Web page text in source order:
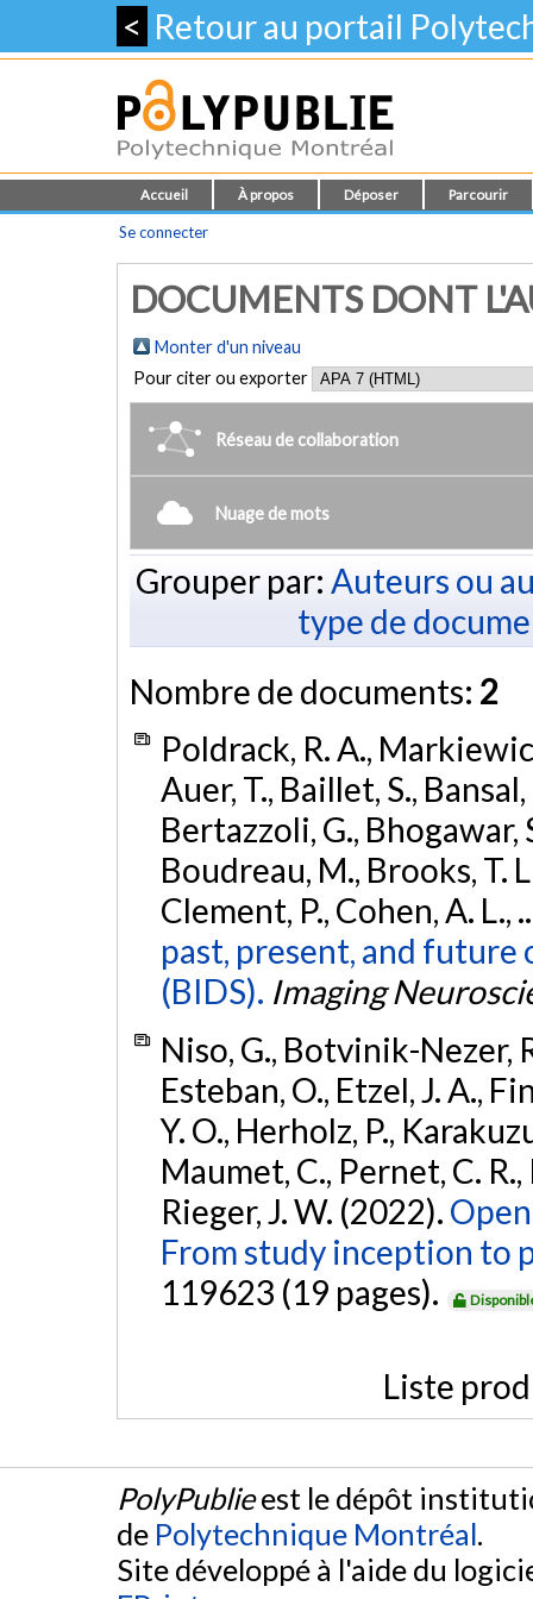
< Retour au portail
Accueil À propos Déposer Parcourir
Se connecter
DOCUMENTS DONT
Monter d'un niveau
Pour citer ou exporter
Réseau de collaboration
Nuage de mots
Grouper par: Auteurs ou
type de
Nombre de documents: 2
Poldrack, R. A.,
Auer, T., Baillet, S.,
Bertazzoli, G., Bhogawar,
Boudreau, M., Brooks, T.
Clement, P., Cohen, A.
past, present, and
(BIDS). Imaging
Niso, G., Botvinik-Nezer,
Esteban, O., Etzel, J. A.,
Y. O., Herholz, P.,
Maumet, C., Pernet, C.
Rieger, J. W. (2022).
From study inception to
119623 (19 pages).
Liste
PolyPublieest le dépôt
de Polytechnique Montréal.
Site développé à l'aide du